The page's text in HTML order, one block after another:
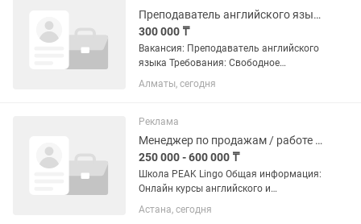
Преподаватель английского языка
300 000 ₸
Вакансия: Преподаватель английского
языка Требования: Свободное
владение английским языком (не ниже
уровня Intermediate/Upper-Intermediate)
Умение работать с...
Алматы, сегодня
Реклама
Менеджер по продажам / работе с клиентами в языковую школу PEAK Lingo
250 000 - 600 000 ₸
Школа PEAK Lingo Общая информация:
Онлайн курсы английского и
казахского языка с коучинговым
подходом Заявки по Казахстану, от 10
Астана, сегодня